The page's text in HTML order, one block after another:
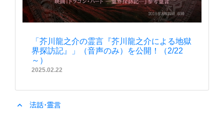
「芥川龍之介の霊言『芥川龍之介による地獄
界探訪記』」（音声のみ）を公開！（2/22
～）
2025.02.22
expand_less 法話・霊言